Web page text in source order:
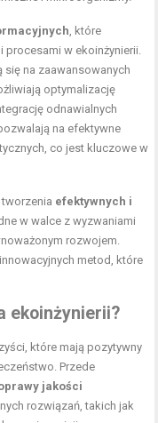
, które
w ekoinżynierii.
się na zaawansowanych
optymalizację
odnawialnych
na efektywne
co jest kluczowe w
efektywnych i
w walce z wyzwaniami
rozwojem.
metod, które
ekoinżynierii?
które mają pozytywny
Przede
jakości
rozwiązań, takich jak